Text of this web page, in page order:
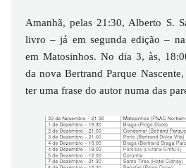
Amanhã, pelas 21:30, Alberto S.
livro – já em segunda edição –
em Matosinhos. No dia 3, às,
da nova Bertrand Parque
ter uma frase do autor numa das